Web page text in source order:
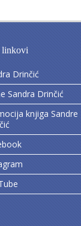
linkovi
Drinčić
Sandra Drinčić
knjiga Sandre